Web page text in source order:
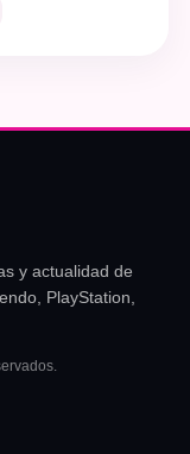
y actualidad de
PlayStation,